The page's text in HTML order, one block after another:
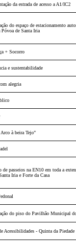
da estrada de acesso a A1/IC2
do espaço de estacionamento
Póvoa de Santa Iria
+ Socorro
e sustentabilidade
alegria
à beira Tejo"
de passeios na EN10 em toda a
Iria e Forte da Casa
do piso do Pavilhão Municipal
Acessibilidades - Quinta da Piedade